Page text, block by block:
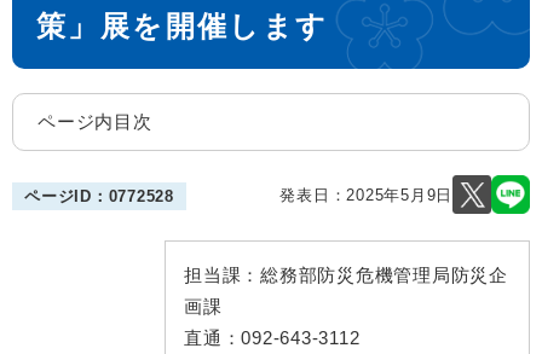
へ
策」展を開催します
ページ内目次
ページID：0772528 発表日：2025年5月9日
担当課： 総務部防災危機管理局防災企
画課
直通：092-643-3112